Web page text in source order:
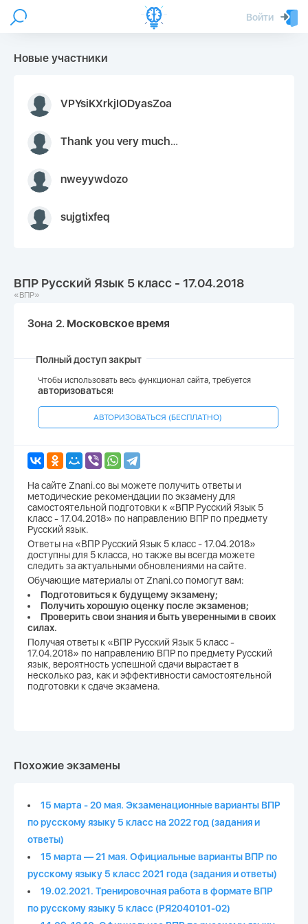
Войти
Новые участники
VPYsiKXrkjIODyasZoa
Thank you very much for your inquiry We appreciate you 9126052 https://youtube.com faceapple !
nweyywdozo
sujgtixfeq
ВПР Русский Язык 5 класс - 17.04.2018
«ВПР»
Зона 2. Московское время
Полный доступ закрыт
Чтобы использовать весь функционал сайта, требуется
авторизоваться!
АВТОРИЗОВАТЬСЯ (БЕСПЛАТНО)
На сайте Znani.co вы можете получить ответы и
методические рекомендации по экзамену для
самостоятельной подготовки к «ВПР Русский Язык 5
класс - 17.04.2018» по направлению ВПР по предмету
Русский язык.
Ответы на «ВПР Русский Язык 5 класс - 17.04.2018»
доступны для 5 класса, но также вы всегда можете
следить за актуальными обновлениями на сайте.
Обучающие материалы от Znani.co помогут вам:
Подготовиться к будущему экзамену;
Получить хорошую оценку после экзаменов;
Проверить свои знания и быть уверенными в своих
силах.
Получая ответы к «ВПР Русский Язык 5 класс -
17.04.2018» по направлению ВПР по предмету Русский
язык, вероятность успешной сдачи вырастает в
несколько раз, как и эффективности самостоятельной
подготовки к сдаче экзамена.
Похожие экзамены
15 марта - 20 мая. Экзаменационные варианты ВПР
по русскому языку 5 класс на 2022 год (задания и
ответы)
15 марта — 21 мая. Официальные варианты ВПР по
русскому языку 5 класс 2021 года (задания и ответы)
19.02.2021. Тренировочная работа в формате ВПР
по русскому языку 5 класс (РЯ2040101-02)